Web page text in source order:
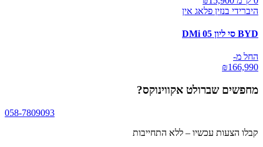
היברידי בנזין פלאג אין
BYD סי ליון 05 DMi
החל מ-
₪166,990
מחפשיםשברולט אקווינוקס?
058-7809093
קבלו הצעות עכשיו – ללא התחייבות